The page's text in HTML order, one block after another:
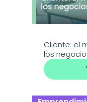
Cliente: el
los